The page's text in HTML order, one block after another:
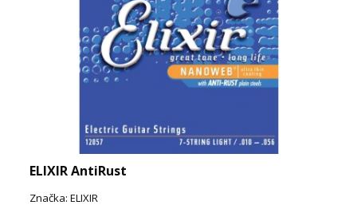
ELIXIR AntiRust
Značka: ELIXIR